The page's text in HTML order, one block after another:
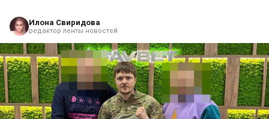
Илона Свиридова
редактор ленты новостей